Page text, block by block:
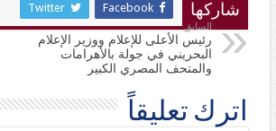
شاركها Facebook
Twitter
السابق
رئيس الأعلى للإعلام ووزير الإعلام
البحريني في جولة بالأهرامات
والمتحف المصري الكبير
اترك تعليقاً